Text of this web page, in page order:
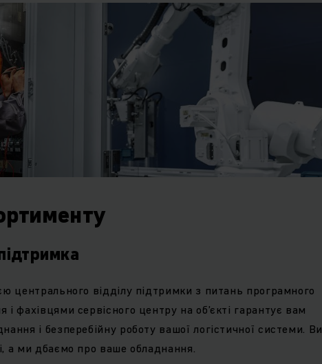
центрального відділу підтримки з питань програмного
фахівцями сервісного центру на об’єкті гарантує вам
і безперебійну роботу вашої логістичної системи. Ви
а ми дбаємо про ваше обладнання.